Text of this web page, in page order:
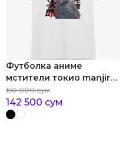
Футболка аниме
мстители токио manjiro
"mikey" sano
150 000 сум
142 500 сум